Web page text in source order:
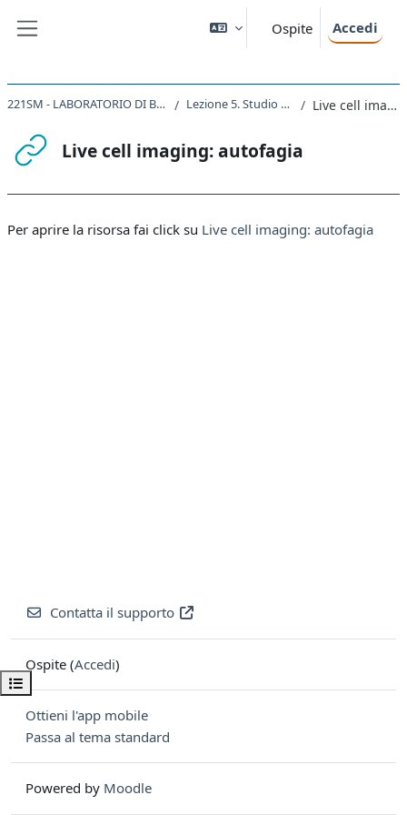
Ospite Accedi
Apri indice del corso
221SM - LABORATORIO DI BIOLOGIA CELLULARE 2019 Lezione 5. Studio della morte cellulare Live cell imaging: autofagia
Live cell imaging: autofagia
Per aprire la risorsa fai click su Live cell imaging: autofagia
Contatta il supporto
Ospite (Accedi)
Ottieni l'app mobile
Passa al tema standard
Powered by Moodle